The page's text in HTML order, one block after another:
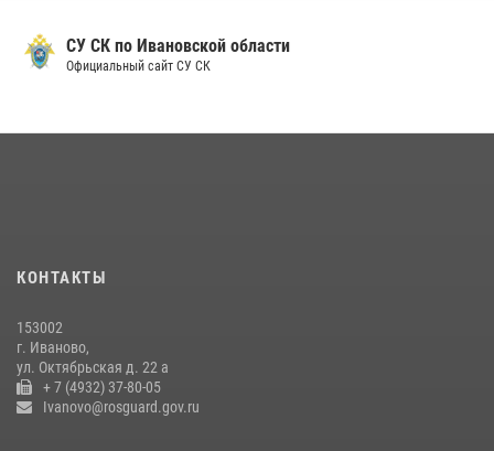
более 250 единиц оружия
08 июля 2026, 09:39
упаковок масла
Сотрудники вневедомственной охраны Росгвардии провели
16 июля 2026, 08:32
СУ СК по Ивановской области
Официальный сайт СУ СК
КОНТАКТЫ
153002
г. Иваново,
ул. Октябрьская д. 22 а
+ 7 (4932) 37-80-05
Ivanovo@rosguard.gov.ru